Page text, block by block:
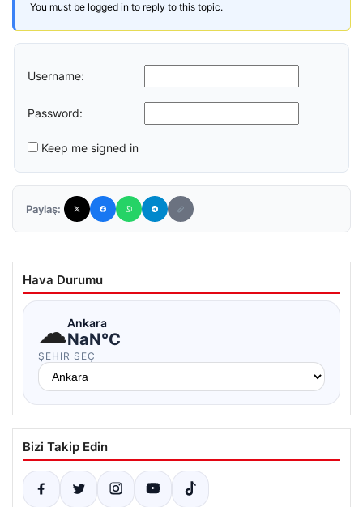
You must be logged in to reply to this topic.
Username:
Password:
Keep me signed in
Paylaş:
Hava Durumu
☁Ankara
NaN°C
ŞEHIR SEÇ
Bizi Takip Edin